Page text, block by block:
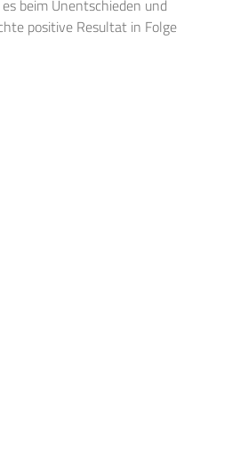
beim Unentschieden und
positive Resultat in Folge